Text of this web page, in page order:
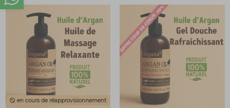
en cours de réapprovisionnement